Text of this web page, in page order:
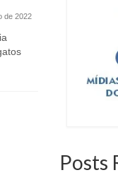
de 2022
Em seu
Major
Posts